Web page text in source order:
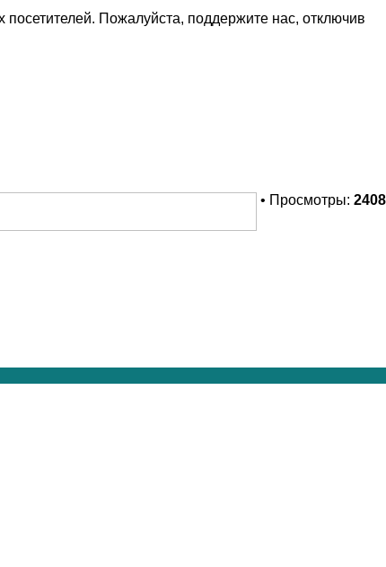
Пожалуйста, поддержите нас, отключив
• Просмотры: 2408